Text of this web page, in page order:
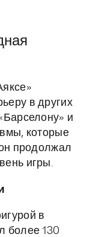
в других
и
которые
продолжал
игры.
в
более 130